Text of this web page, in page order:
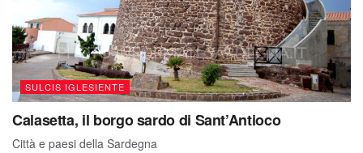
SULCIS IGLESIENTE
Calasetta, il borgo sardo di Sant’Antioco
Città e paesi della Sardegna